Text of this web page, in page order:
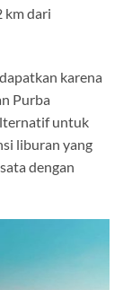
km dari
karena
Purba
untuk
liburan yang
dengan